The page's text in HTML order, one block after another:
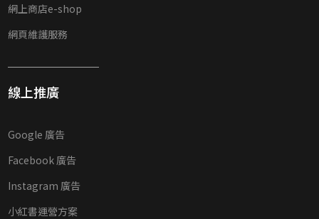
網上商店e-shop
網頁維護服務
線上推廣
Google 廣告
Facebook 廣告
Instagram 廣告
小紅書運營方案